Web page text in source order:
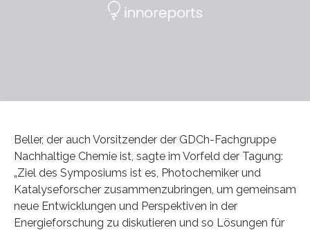
Beller, der auch Vorsitzender der GDCh-Fachgruppe
Nachhaltige Chemie ist, sagte im Vorfeld der Tagung:
„Ziel des Symposiums ist es, Photochemiker und
Katalyseforscher zusammenzubringen, um gemeinsam
neue Entwicklungen und Perspektiven in der
Energieforschung zu diskutieren und so Lösungen für